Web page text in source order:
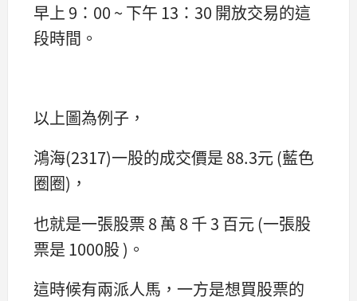
早上 9：00 ~ 下午 13：30 開放交易的這
段時間。
以上圖為例子，
鴻海(2317)一股的成交價是 88.3元 (藍色
圈圈)，
也就是一張股票 8 萬 8 千 3 百元 (一張股
票是 1000股 )。
這時候有兩派人馬，一方是想買股票的